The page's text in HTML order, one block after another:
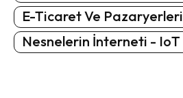
E-Ticaret Ve Pazaryerleri
Nesnelerin İnterneti - IoT